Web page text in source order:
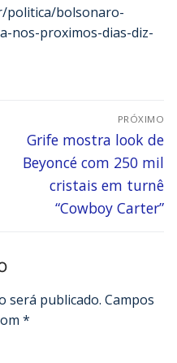
politica/bolsonaro-
nos-proximos-dias-diz-
PRÓXIMO
Grife mostra look de
Beyoncé com 250 mil
cristais em turnê
“Cowboy Carter”
será publicado. Campos
*